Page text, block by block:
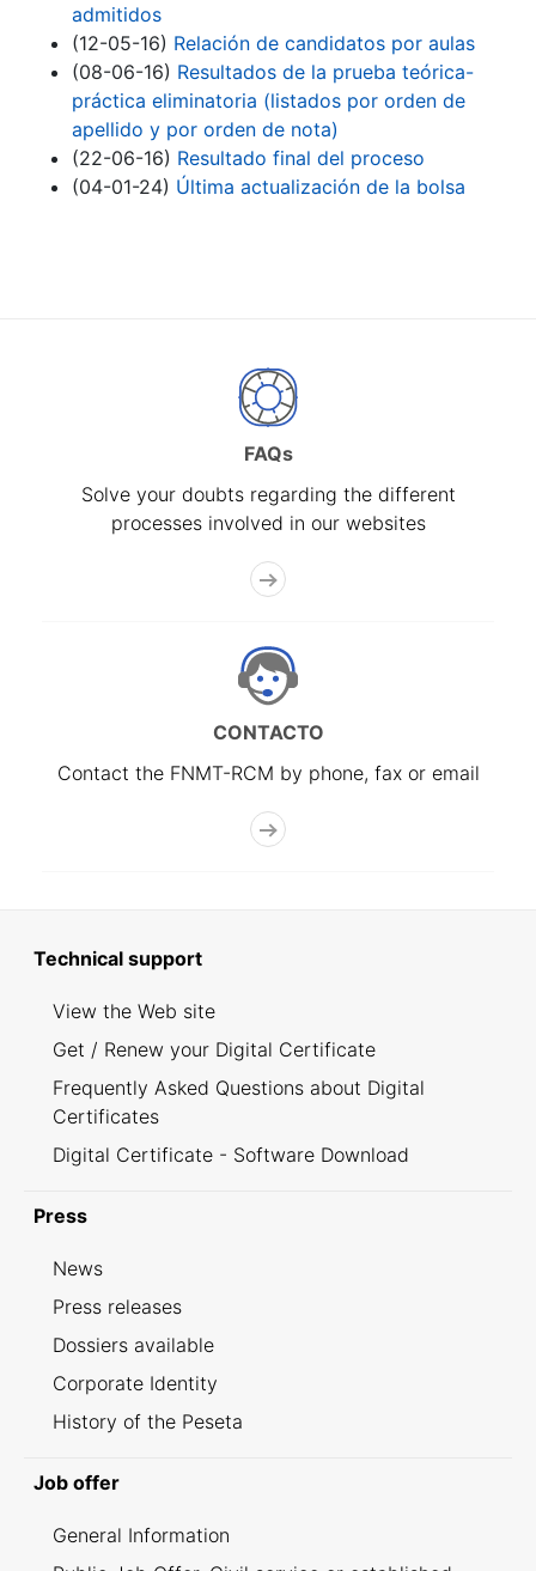
admitidos
(12-05-16) Relación de candidatos por aulas
(08-06-16) Resultados de la prueba teórica-
práctica eliminatoria (listados por orden de
apellido y por orden de nota)
(22-06-16) Resultado final del proceso
(04-01-24) Última actualización de la bolsa
FAQs
Solve your doubts regarding the different
processes involved in our websites
CONTACTO
Contact the FNMT-RCM by phone, fax or email
Technical support
View the Web site
Get / Renew your Digital Certificate
Frequently Asked Questions about Digital
Certificates
Digital Certificate - Software Download
Press
News
Press releases
Dossiers available
Corporate Identity
History of the Peseta
Job offer
General Information